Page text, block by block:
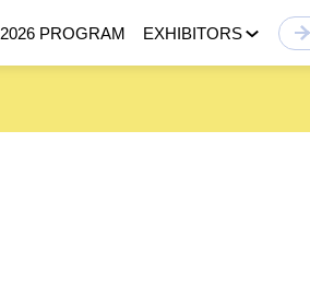
2026 PROGRAM EXHIBITORS